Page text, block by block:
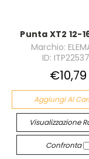
Punta XT2 12-
Marchio:
ID:
€10,79
Aggiungi Al
Visualizzazione
Confronta